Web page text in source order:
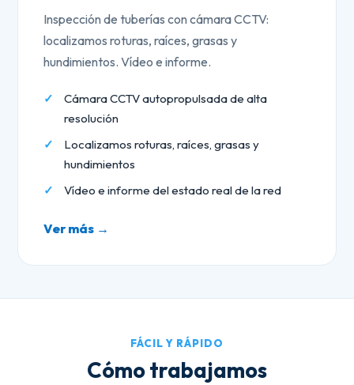
Inspección de tuberías con cámara CCTV:
localizamos roturas, raíces, grasas y
hundimientos. Vídeo e informe.
Cámara CCTV autopropulsada de alta
resolución
Localizamos roturas, raíces, grasas y
hundimientos
Vídeo e informe del estado real de la red
Ver más →
FÁCIL Y RÁPIDO
Cómo trabajamos